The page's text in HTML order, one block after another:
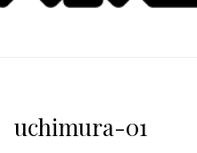
uchimura-01